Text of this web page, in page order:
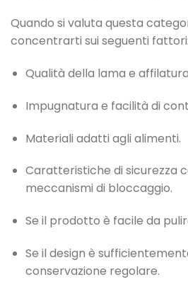
Quando si valuta questa
concentrarti sui seguenti fattori:
Qualità della lama e
Impugnatura e facilità di
Materiali adatti agli alimenti.
Caratteristiche di sicurezza
meccanismi di bloccaggio.
Se il prodotto è facile da
Se il design è
conservazione regolare.